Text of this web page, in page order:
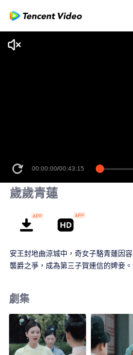
00:00:00/00:43:15
歲歲青蓮
安王封地曲涼城中，奇女子駱青蓮因
襲爵之爭，成為第三子賀連信的婢妾
劇集